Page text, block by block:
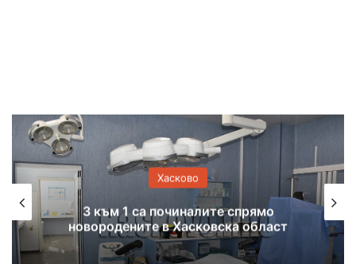
Хасково
3 към 1 са починалите спрямо
новородените в Хасковска област